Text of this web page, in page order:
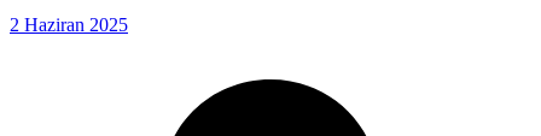
2 Haziran 2025